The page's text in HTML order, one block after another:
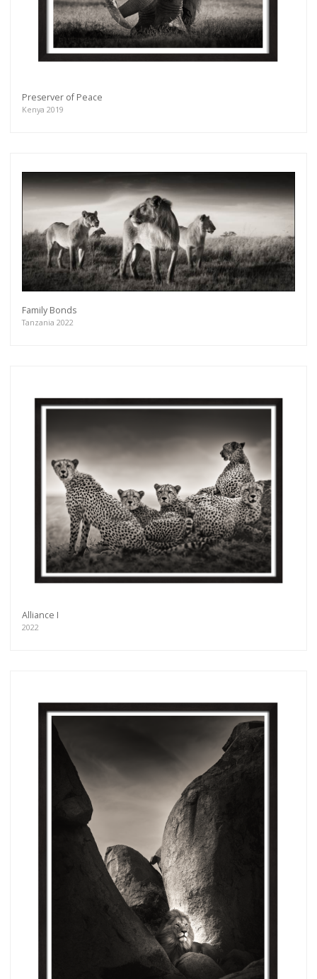
Preserver of Peace
Kenya 2019
Family Bonds
Tanzania 2022
Alliance I
2022